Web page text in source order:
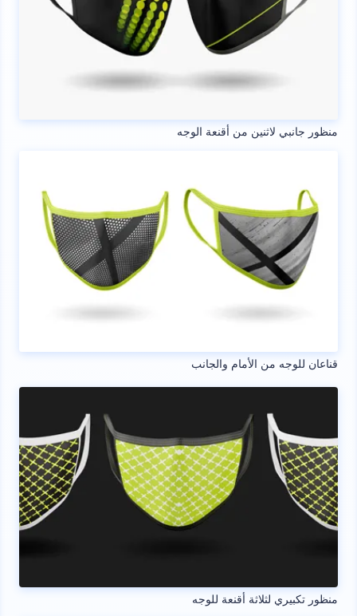
منظور جانبي لاثنين من أقنعة الوجه
قناعان للوجه من الأمام والجانب
منظور تكبيري لثلاثة أقنعة للوجه